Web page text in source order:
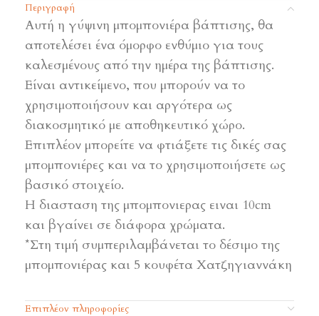
Περιγραφή
Αυτή η γύψινη μπομπονιέρα βάπτισης, θα
αποτελέσει ένα όμορφο ενθύμιο για τους
καλεσμένους από την ημέρα της βάπτισης.
Είναι αντικείμενο, που μπορούν να το
χρησιμοποιήσουν και αργότερα ως
διακοσμητικό με αποθηκευτικό χώρο.
Επιπλέον μπορείτε να φτιάξετε τις δικές σας
μπομπονιέρες και να το χρησιμοποιήσετε ως
βασικό στοιχείο.
Η διασταση της μπομπονιερας ειναι 10cm
και βγαίνει σε διάφορα χρώματα.
*Στη τιμή συμπεριλαμβάνεται το δέσιμο της
μπομπονιέρας και 5 κουφέτα Χατζηγιαννάκη
Επιπλέον πληροφορίες